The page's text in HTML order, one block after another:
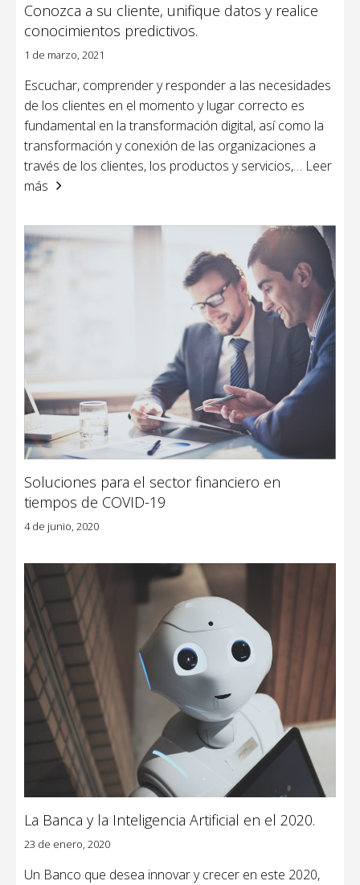
Conozca a su cliente, unifique datos y realice
conocimientos predictivos.
1 de marzo, 2021
Escuchar, comprender y responder a las necesidades
de los clientes en el momento y lugar correcto es
fundamental en la transformación digital, así como la
transformación y conexión de las organizaciones a
través de los clientes, los productos y servicios,… Leer
más
Soluciones para el sector financiero en
tiempos de COVID-19
4 de junio, 2020
La Banca y la Inteligencia Artificial en el 2020.
23 de enero, 2020
Un Banco que desea innovar y crecer en este 2020,